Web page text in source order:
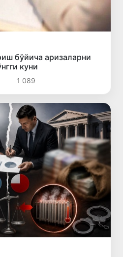
бўйича аризаларни
куни
1 089